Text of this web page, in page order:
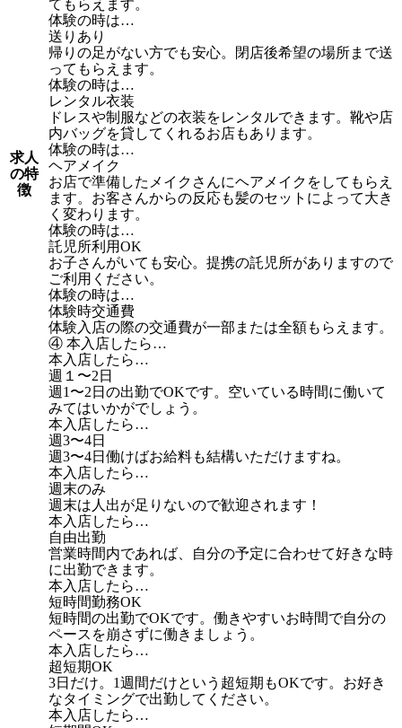
求人
の特
徴
てもらえます。
体験の時は…
送りあり
帰りの足がない方でも安心。閉店後希望の場所まで送
ってもらえます。
体験の時は…
レンタル衣装
ドレスや制服などの衣装をレンタルできます。靴や店
内バッグを貸してくれるお店もあります。
体験の時は…
ヘアメイク
お店で準備したメイクさんにヘアメイクをしてもらえ
ます。お客さんからの反応も髪のセットによって大き
く変わります。
体験の時は…
託児所利用OK
お子さんがいても安心。提携の託児所がありますので
ご利用ください。
体験の時は…
体験時交通費
体験入店の際の交通費が一部または全額もらえます。
④ 本入店したら…
本入店したら…
週１〜2日
週1〜2日の出勤でOKです。空いている時間に働いて
みてはいかがでしょう。
本入店したら…
週3〜4日
週3〜4日働けばお給料も結構いただけますね。
本入店したら…
週末のみ
週末は人出が足りないので歓迎されます！
本入店したら…
自由出勤
営業時間内であれば、自分の予定に合わせて好きな時
に出勤できます。
本入店したら…
短時間勤務OK
短時間の出勤でOKです。働きやすいお時間で自分の
ペースを崩さずに働きましょう。
本入店したら…
超短期OK
3日だけ。1週間だけという超短期もOKです。お好き
なタイミングで出勤してください。
本入店したら…